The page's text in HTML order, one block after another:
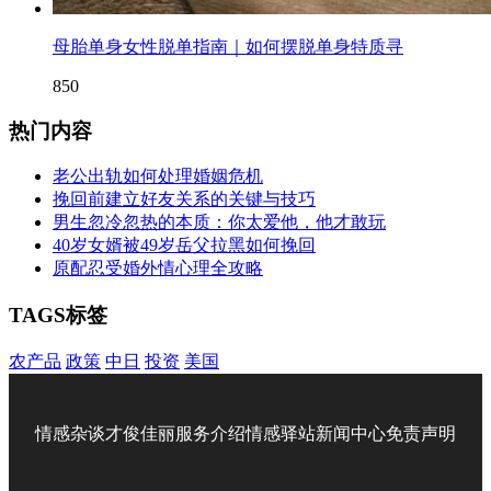
母胎单身女性脱单指南｜如何摆脱单身特质寻
850
热门内容
老公出轨如何处理婚姻危机
挽回前建立好友关系的关键与技巧
男生忽冷忽热的本质：你太爱他，他才敢玩
40岁女婿被49岁岳父拉黑如何挽回
原配忍受婚外情心理全攻略
TAGS标签
农产品 政策 中日 投资 美国
情感杂谈才俊佳丽服务介绍情感驿站新闻中心免责声明